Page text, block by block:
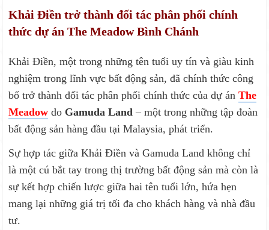
Khải Điền trở thành đối tác phân phối chính
thức dự án The Meadow Bình Chánh
Khải Điền, một trong những tên tuổi uy tín và giàu kinh
nghiệm trong lĩnh vực bất động sản, đã chính thức công
bố trở thành đối tác phân phối chính thức của dự ánThe
Meadow do Gamuda Land – một trong những tập đoàn
bất động sản hàng đầu tại Malaysia, phát triển.
Sự hợp tác giữa Khải Điền và Gamuda Land không chỉ
là một cú bắt tay trong thị trường bất động sản mà còn là
sự kết hợp chiến lược giữa hai tên tuổi lớn, hứa hẹn
mang lại những giá trị tối đa cho khách hàng và nhà đầu
tư.